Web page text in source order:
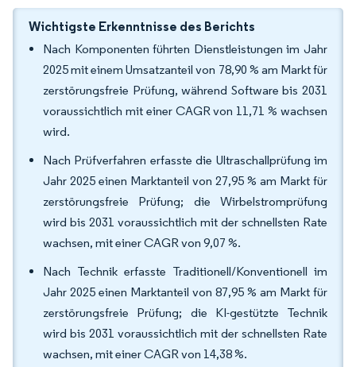
Wichtigste Erkenntnisse des Berichts
Nach Komponenten führten Dienstleistungen im Jahr
2025 mit einem Umsatzanteil von 78,90 % am Markt für
zerstörungsfreie Prüfung, während Software bis 2031
voraussichtlich mit einer CAGR von 11,71 % wachsen
wird.
Nach Prüfverfahren erfasste die Ultraschallprüfung im
Jahr 2025 einen Marktanteil von 27,95 % am Markt für
zerstörungsfreie Prüfung; die Wirbelstromprüfung
wird bis 2031 voraussichtlich mit der schnellsten Rate
wachsen, mit einer CAGR von 9,07 %.
Nach Technik erfasste Traditionell/Konventionell im
Jahr 2025 einen Marktanteil von 87,95 % am Markt für
zerstörungsfreie Prüfung; die KI-gestützte Technik
wird bis 2031 voraussichtlich mit der schnellsten Rate
wachsen, mit einer CAGR von 14,38 %.